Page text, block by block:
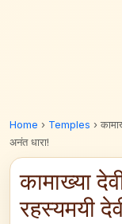
Home › Temples ›
अनंत धारा!
कामाख्या
रहस्यमयी